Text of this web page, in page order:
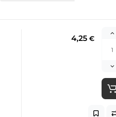
4,25€